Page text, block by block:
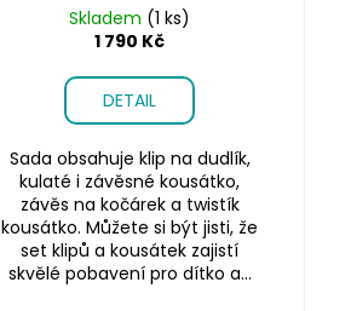
Skladem (1 ks)
1 790 Kč
DETAIL
Sada obsahuje klip na dudlík,
kulaté i závěsné kousátko,
závěs na kočárek a twistík
kousátko. Můžete si být jisti, že
set klipů a kousátek zajistí
skvělé pobavení pro dítko a...